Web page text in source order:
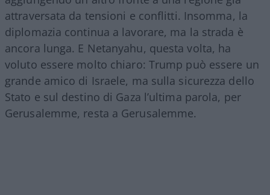
attraversata da tensioni e conflitti. Insomma, la
diplomazia continua a lavorare, ma la strada è
ancora lunga. E Netanyahu, questa volta, ha
voluto essere molto chiaro: Trump può essere un
grande amico di Israele, ma sulla sicurezza dello
Stato e sul destino di Gaza l’ultima parola, per
Gerusalemme, resta a Gerusalemme.